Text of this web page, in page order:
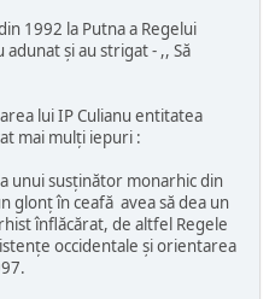
1992 la Putna a Regelui
şi au strigat - ,, Să
lui IP Culianu entitatea
mai mulţi iepuri :
unui susţinător monarhic din
glonţ în ceafă avea să dea un
înflăcărat, de altfel Regele
occidentale şi orientarea